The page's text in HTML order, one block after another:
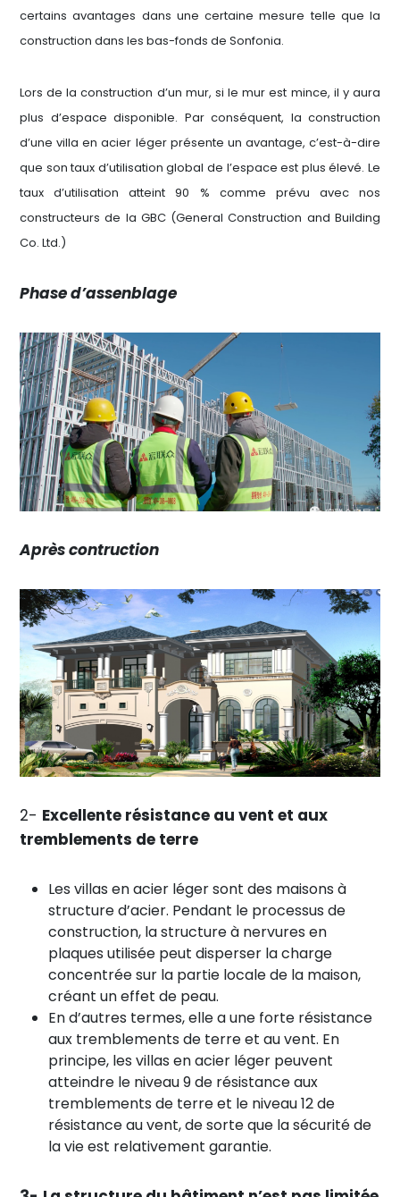
certains avantages dans une certaine mesure telle que la
construction dans les bas-fonds de Sonfonia.
Lors de la construction d’un mur, si le mur est mince, il y aura
plus d’espace disponible. Par conséquent, la construction
d’une villa en acier léger présente un avantage, c’est-à-dire
que son taux d’utilisation global de l’espace est plus élevé. Le
taux d’utilisation atteint 90 % comme prévu avec nos
constructeurs de la GBC (General Construction and Building
Co. Ltd.)
Phase d’assenblage
Après contruction
2- Excellente résistance au vent et aux
tremblements de terre
Les villas en acier léger sont des maisons à
structure d’acier. Pendant le processus de
construction, la structure à nervures en
plaques utilisée peut disperser la charge
concentrée sur la partie locale de la maison,
créant un effet de peau.
En d’autres termes, elle a une forte résistance
aux tremblements de terre et au vent. En
principe, les villas en acier léger peuvent
atteindre le niveau 9 de résistance aux
tremblements de terre et le niveau 12 de
résistance au vent, de sorte que la sécurité de
la vie est relativement garantie.